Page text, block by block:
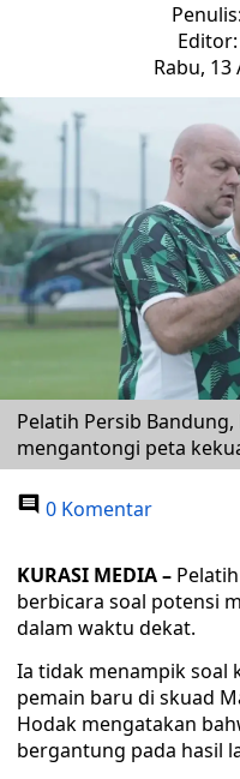
Penulis:
Rabu, 13
Pelatih Persib
mengantongi peta
0 Komentar
KURASI MEDIA –
berbicara soal potensi
dalam waktu dekat.
Ia tidak menampik soal
pemain baru di skuad
Hodak mengatakan
bergantung pada hasil